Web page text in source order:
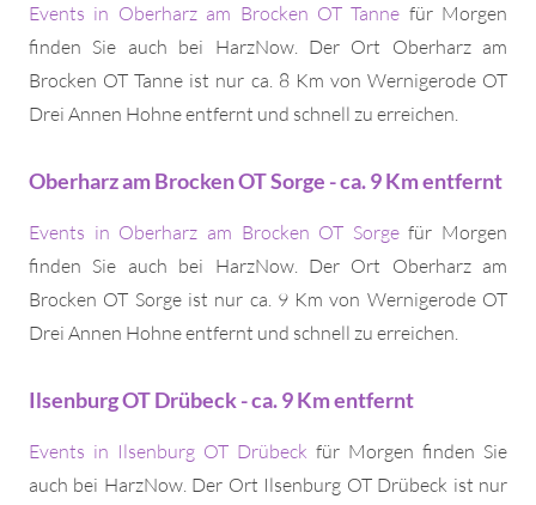
Events in Oberharz am Brocken OT Tanne für Morgen
finden Sie auch bei HarzNow. Der Ort Oberharz am
Brocken OT Tanne ist nur ca. 8 Km von Wernigerode OT
Drei Annen Hohne entfernt und schnell zu erreichen.
Oberharz am Brocken OT Sorge - ca. 9 Km entfernt
Events in Oberharz am Brocken OT Sorgefür Morgen
finden Sie auch bei HarzNow. Der Ort Oberharz am
Brocken OT Sorge ist nur ca. 9 Km von Wernigerode OT
Drei Annen Hohne entfernt und schnell zu erreichen.
Ilsenburg OT Drübeck - ca. 9 Km entfernt
Events in Ilsenburg OT Drübeck für Morgen finden Sie
auch bei HarzNow. Der Ort Ilsenburg OT Drübeck ist nur